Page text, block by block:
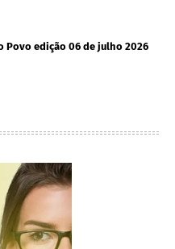
Povo edição 06 de julho 2026